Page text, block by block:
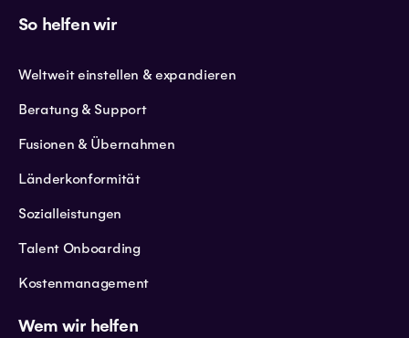
So helfen wir
Weltweit einstellen & expandieren
Beratung & Support
Fusionen & Übernahmen
Länderkonformität
Sozialleistungen
Talent Onboarding
Kostenmanagement
Wem wir helfen